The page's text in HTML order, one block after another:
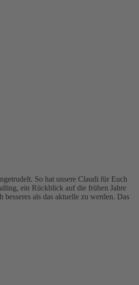
So hat unsere Claudi für Euch
ein Rückblick auf die frühen Jahre
als das aktuelle zu werden. Das